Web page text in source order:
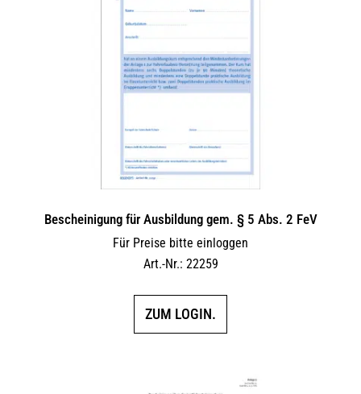
Bescheinigung für Ausbildung gem. § 5 Abs. 2 FeV
Für Preise bitte einloggen
Art.-Nr.: 22259
ZUM LOGIN.